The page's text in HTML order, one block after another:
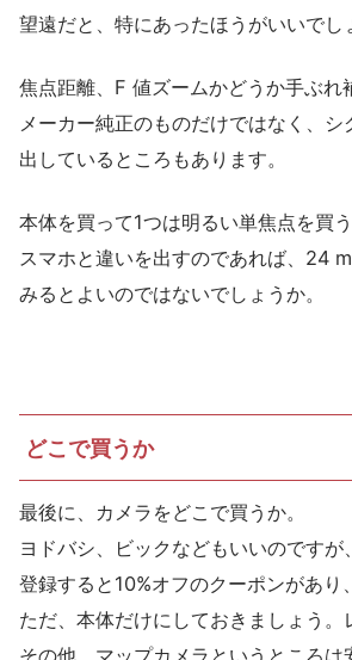
望遠だと、特にあったほうがいいでし
焦点距離、F 値ズームかどうか手ぶ
メーカー純正のものだけではなく、
出しているところもあります。
本体を買って1つは明るい単焦点を買
スマホと違いを出すのであれば、24
みるとよいのではないでしょうか。
どこで買うか
最後に、カメラをどこで買うか。
ヨドバシ、ビックなどもいいのです
登録すると10%オフのクーポンがあ
ただ、本体だけにしておきましょう